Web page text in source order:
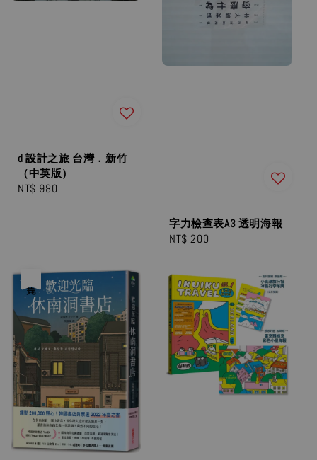
d 設計之旅 台灣．新⽵
（中英版）
Regular
NT$ 980
字力檢查表A3 透明海報
Regular
NT$ 200